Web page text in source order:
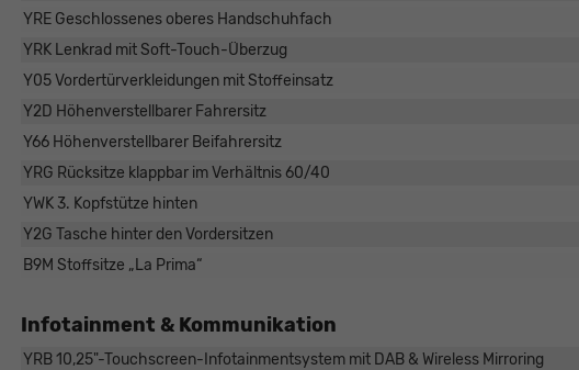
YRE Geschlossenes oberes Handschuhfach
YRK Lenkrad mit Soft-Touch-Überzug
Y05 Vordertürverkleidungen mit Stoffeinsatz
Y2D Höhenverstellbarer Fahrersitz
Y66 Höhenverstellbarer Beifahrersitz
YRG Rücksitze klappbar im Verhältnis 60/40
YWK 3. Kopfstütze hinten
Y2G Tasche hinter den Vordersitzen
B9M Stoffsitze „La Prima“
Infotainment & Kommunikation
YRB 10,25"-Touchscreen-Infotainmentsystem mit DAB & Wireless Mirroring